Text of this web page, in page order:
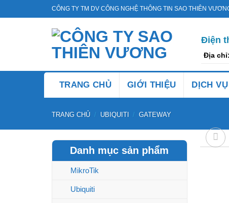
qua
CÔNG TY TM DV CÔNG NGHỆ THÔNG TIN SAO THIÊN
Điện
Địa
TRANG CHỦ GIỚI THIỆU DỊCH VỤ
TRANG CHỦ / UBIQUITI / GATEWAY
Danh mục sản phẩm
MikroTik
Ubiquiti